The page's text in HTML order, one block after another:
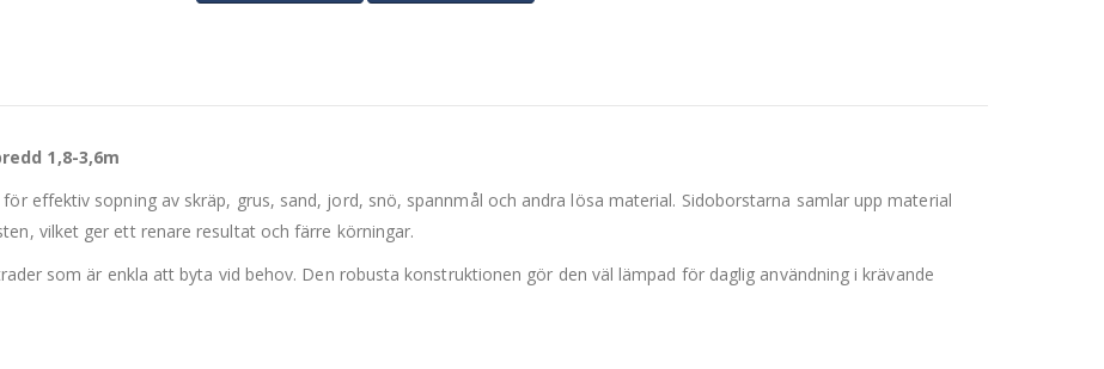
1,8-3,6m
effektiv sopning av skräp, grus, sand, jord, snö, spannmål och andra lösa material. Sidoborstarna samlar upp material
vilket ger ett renare resultat och färre körningar.
som är enkla att byta vid behov. Den robusta konstruktionen gör den väl lämpad för daglig användning i krävande